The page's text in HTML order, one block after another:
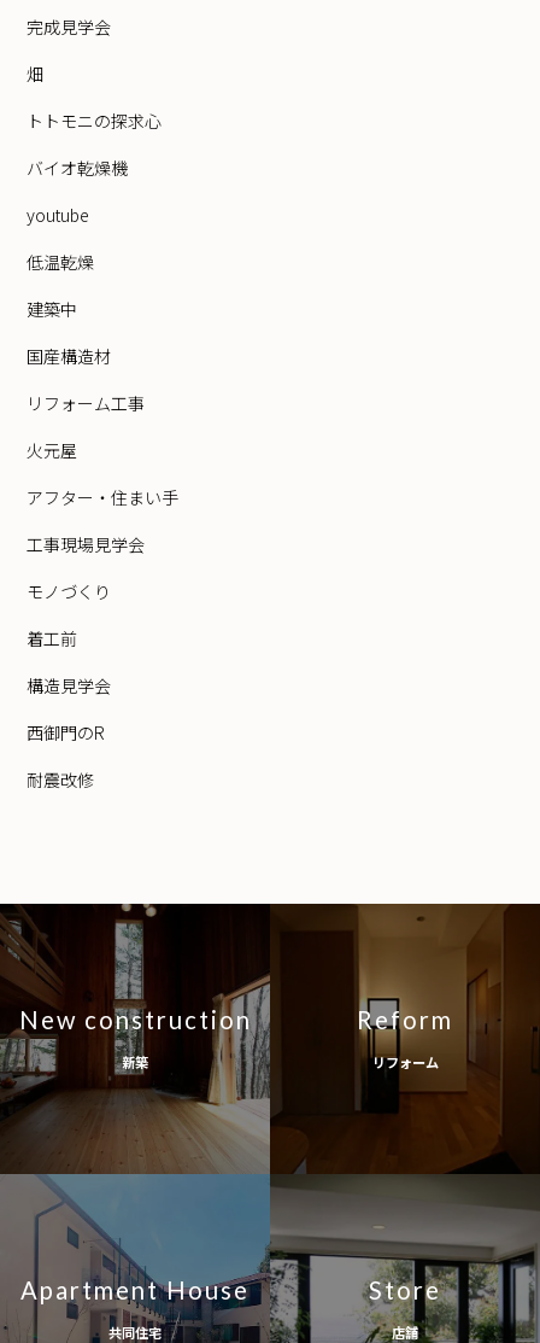
完成見学会
畑
トトモニの探求心
バイオ乾燥機
youtube
低温乾燥
建築中
国産構造材
リフォーム工事
火元屋
アフター・住まい手
工事現場見学会
モノづくり
着工前
構造見学会
西御門のR
耐震改修
New construction
新築
Reform
リフォーム
Apartment House
共同住宅
Store
店舗